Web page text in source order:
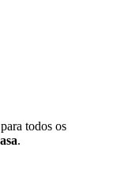
todos os
.